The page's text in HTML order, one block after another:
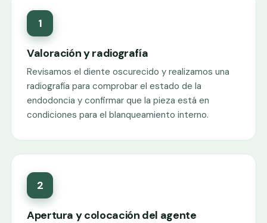
1
Valoración y radiografía
Revisamos el diente oscurecido y realizamos una
radiografía para comprobar el estado de la
endodoncia y confirmar que la pieza está en
condiciones para el blanqueamiento interno.
2
Apertura y colocación del agente